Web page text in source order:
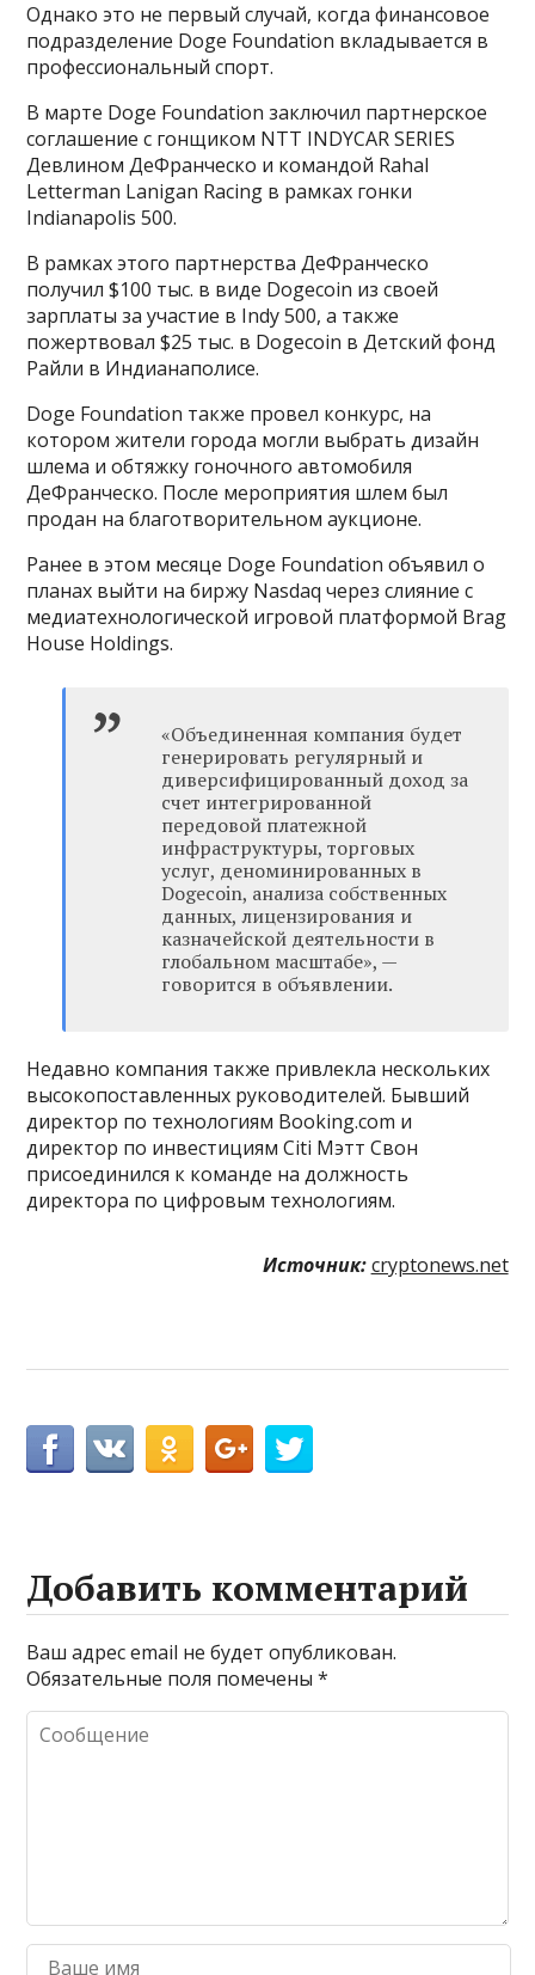
Однако это не первый случай, когда финансовое
подразделение Doge Foundation вкладывается в
профессиональный спорт.
В марте Doge Foundation заключил партнерское
соглашение с гонщиком NTT INDYCAR SERIES
Девлином ДеФранческо и командой Rahal
Letterman Lanigan Racing в рамках гонки
Indianapolis 500.
В рамках этого партнерства ДеФранческо
получил $100 тыс. в виде Dogecoin из своей
зарплаты за участие в Indy 500, а также
пожертвовал $25 тыс. в Dogecoin в Детский фонд
Райли в Индианаполисе.
Doge Foundation также провел конкурс, на
котором жители города могли выбрать дизайн
шлема и обтяжку гоночного автомобиля
ДеФранческо. После мероприятия шлем был
продан на благотворительном аукционе.
Ранее в этом месяце Doge Foundation объявил о
планах выйти на биржу Nasdaq через слияние с
медиатехнологической игровой платформой Brag
House Holdings.
«Объединенная компания будет
генерировать регулярный и
диверсифицированный доход за
счет интегрированной
передовой платежной
инфраструктуры, торговых
услуг, деноминированных в
Dogecoin, анализа собственных
данных, лицензирования и
казначейской деятельности в
глобальном масштабе», —
говорится в объявлении.
Недавно компания также привлекла нескольких
высокопоставленных руководителей. Бывший
директор по технологиям Booking.com и
директор по инвестициям Citi Мэтт Свон
присоединился к команде на должность
директора по цифровым технологиям.
Источник: cryptonews.net
Добавить комментарий
Ваш адрес email не будет опубликован.
Обязательные поля помечены*